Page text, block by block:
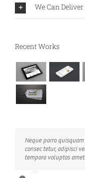
We Can
Recent Works
Neque porro
consec tetur, adipisci
tempora voluptas
Aliquam erat volutpat.
pulvinar nibh.
sadips ipsums fugiats